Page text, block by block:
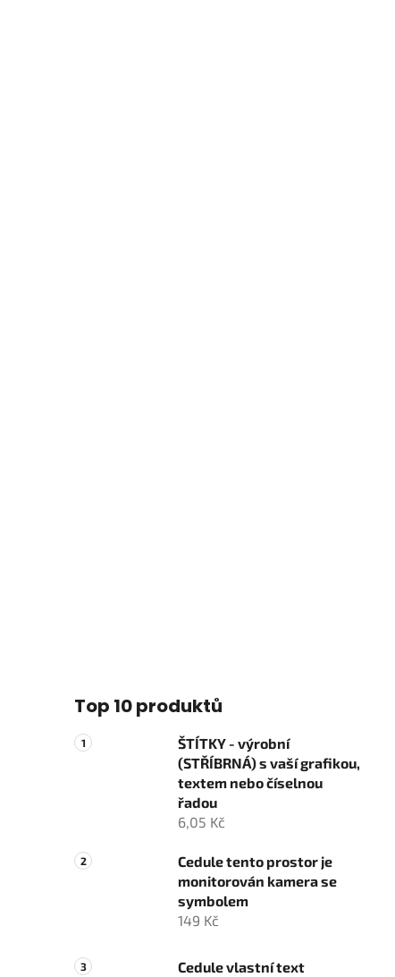
Top 10 produktů
ŠTÍTKY - výrobní
(STŘÍBRNÁ) s vaší grafikou,
textem nebo číselnou
řadou
6,05 Kč
Cedule tento prostor je
monitorován kamera se
symbolem
149 Kč
Cedule vlastní text